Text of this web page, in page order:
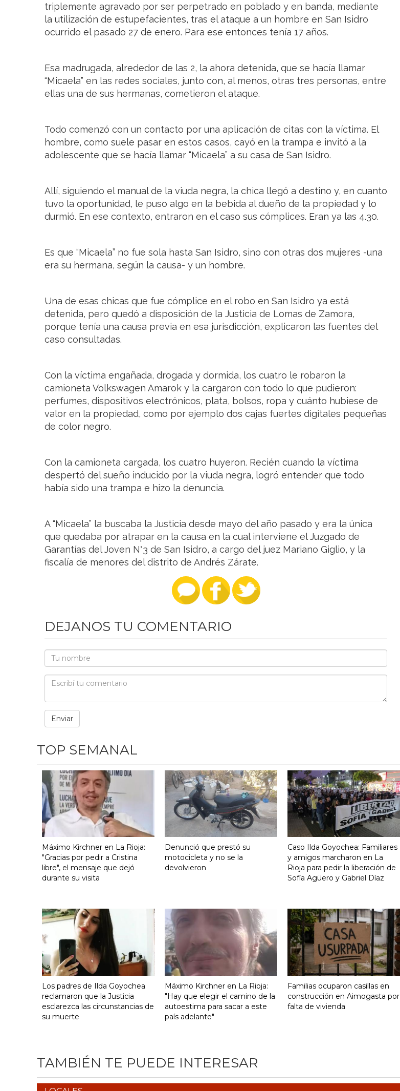
triplemente agravado por ser perpetrado en poblado y en banda, mediante
la utilización de estupefacientes, tras el ataque a un hombre en San Isidro
ocurrido el pasado 27 de enero. Para ese entonces tenía 17 años.
Esa madrugada, alrededor de las 2, la ahora detenida, que se hacía llamar
“Micaela” en las redes sociales, junto con, al menos, otras tres personas, entre
ellas una de sus hermanas, cometieron el ataque.
Todo comenzó con un contacto por una aplicación de citas con la víctima. El
hombre, como suele pasar en estos casos, cayó en la trampa e invitó a la
adolescente que se hacía llamar “Micaela” a su casa de San Isidro.
Allí, siguiendo el manual de la viuda negra, la chica llegó a destino y, en cuanto
tuvo la oportunidad, le puso algo en la bebida al dueño de la propiedad y lo
durmió. En ese contexto, entraron en el caso sus cómplices. Eran ya las 4.30.
Es que “Micaela” no fue sola hasta San Isidro, sino con otras dos mujeres -una
era su hermana, según la causa- y un hombre.
Una de esas chicas que fue cómplice en el robo en San Isidro ya está
detenida, pero quedó a disposición de la Justicia de Lomas de Zamora,
porque tenía una causa previa en esa jurisdicción, explicaron las fuentes del
caso consultadas.
Con la víctima engañada, drogada y dormida, los cuatro le robaron la
camioneta Volkswagen Amarok y la cargaron con todo lo que pudieron:
perfumes, dispositivos electrónicos, plata, bolsos, ropa y cuánto hubiese de
valor en la propiedad, como por ejemplo dos cajas fuertes digitales pequeñas
de color negro.
Con la camioneta cargada, los cuatro huyeron. Recién cuando la víctima
despertó del sueño inducido por la viuda negra, logró entender que todo
había sido una trampa e hizo la denuncia.
A “Micaela” la buscaba la Justicia desde mayo del año pasado y era la única
que quedaba por atrapar en la causa en la cual interviene el Juzgado de
Garantías del Joven N°3 de San Isidro, a cargo del juez Mariano Giglio, y la
fiscalía de menores del distrito de Andrés Zárate.
DEJANOS TU COMENTARIO
TOP SEMANAL
Máximo Kirchner en La Rioja:
"Gracias por pedir a Cristina
libre", el mensaje que dejó
durante su visita
Denunció que prestó su
motocicleta y no se la
devolvieron
Caso Ilda Goyochea: Familiares
y amigos marcharon en La
Rioja para pedir la liberación de
Sofía Agüero y Gabriel Díaz
Los padres de Ilda Goyochea
reclamaron que la Justicia
esclarezca las circunstancias de
su muerte
Máximo Kirchner en La Rioja:
"Hay que elegir el camino de la
autoestima para sacar a este
país adelante"
Familias ocuparon casillas en
construcción en Aimogasta por
falta de vivienda
TAMBIÉN TE PUEDE INTERESAR